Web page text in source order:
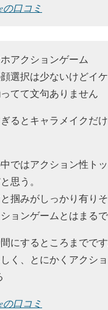
の口コミ
アクションゲーム
選択は少ないけどイ
てて文句ありません
るとキャラメイクだ
ではアクション性ト
思う。
掴みがしっかり有り
ョンゲームとはまるで
にするところまでで
く、とにかくアクシ
の口コミ